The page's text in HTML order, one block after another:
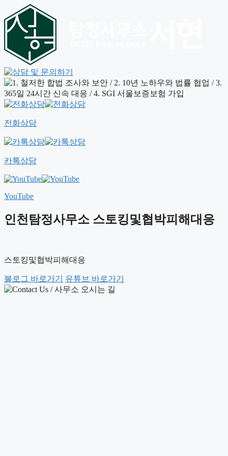
전화상담
카톡상담
YouTube
인천탐정사무소 스토킹및협박피해대응
스토킹및협박피해대응
블로그 바로가기 유튜브 바로가기